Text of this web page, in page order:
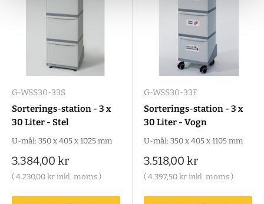
G-WSS30-33S
Sorterings-station - 3 x
30 Liter - Stel
U-mål: 350 x 405 x 1025 mm
Salgspris
3.384,00 kr
( 4.230,00 kr inkl. moms )
G-WSS30-33F
Sorterings-station - 3 x
30 Liter - Vogn
U-mål: 350 x 405 x 1105 mm
Salgspris
3.518,00 kr
( 4.397,50 kr inkl. moms )